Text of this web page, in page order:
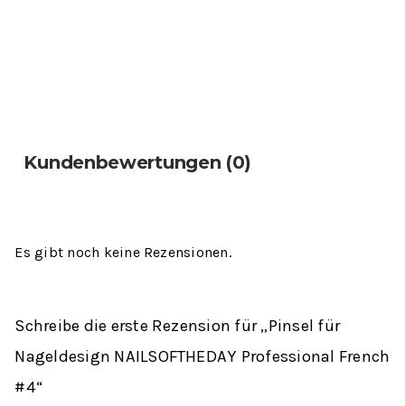
Kundenbewertungen (0)
Es gibt noch keine Rezensionen.
Schreibe die erste Rezension für „Pinsel für
Nageldesign NAILSOFTHEDAY Professional French
#4“